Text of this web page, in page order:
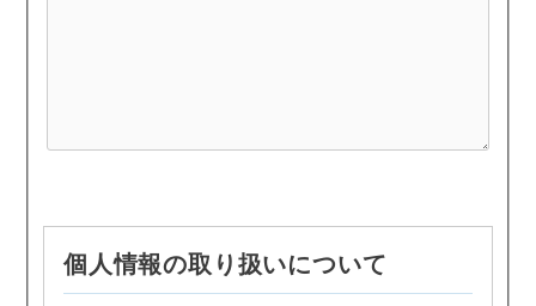
個人情報の取り扱いについて